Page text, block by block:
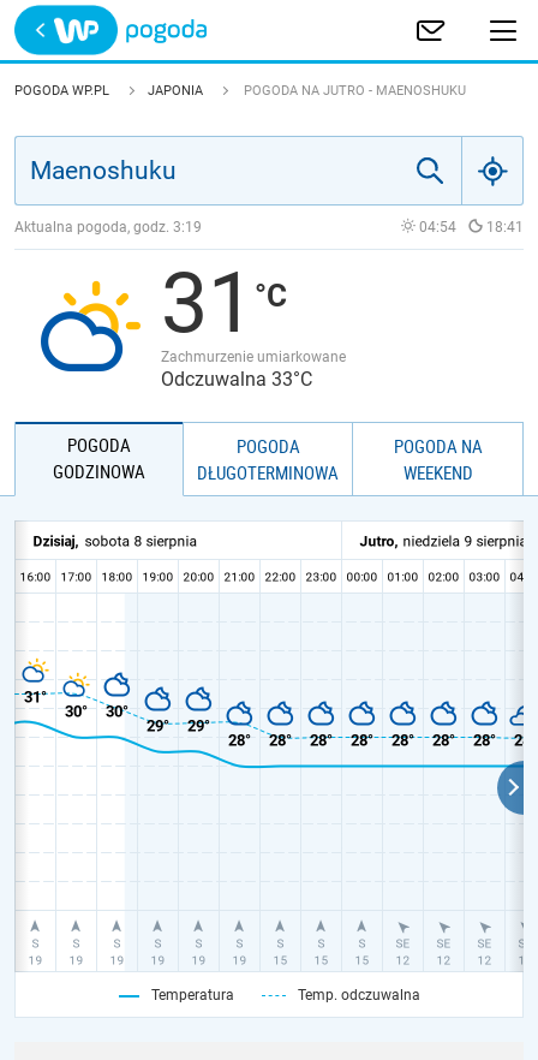
Trwa ładowanie
POLSKA
JAKOŚĆ POWIETRZA
POGODA WP.PL JAPONIA POGODA NA JUTRO - MAENOSHUKU
Aktualna pogoda, godz. 3:19 04:54 18:41
31
Zachmurzenie umiarkowane
Odczuwalna 33°C
POGODA
GODZINOWA
POGODA
DŁUGOTERMINOWA
POGODA NA
WEEKEND
Temperatura Temp. odczuwalna